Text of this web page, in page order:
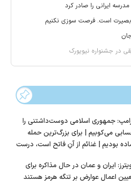
ایرانی را صادر کرد
بصیرت است. فرصت سوزی نکنیم
در جشنواره نیویورک
جمهوری اسلامی دوست‌داشتنی را
می‌کوبیم | برای بزرگ‌ترین حمله
بودیم | غنائم از آنِ فاتح است، درست
ایران و عمان در حال مذاکره برای
اعمال عوارض بر تنگه هرمز هستند